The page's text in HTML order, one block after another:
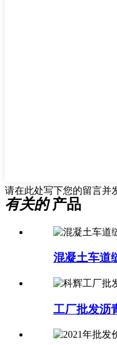
请在此处写下您的留言并
有关的产品
混凝土车道
工厂批发沥